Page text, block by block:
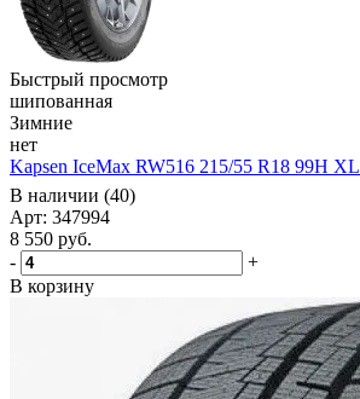
Быстрый просмотр
шипованная
Зимние
нет
Kapsen IceMax RW516 215/55 R18 99H XL
В наличии (40)
Арт: 347994
8 550 руб.
-
+
В корзину